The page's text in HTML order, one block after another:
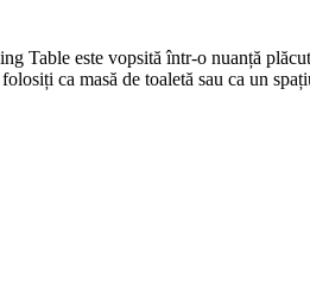
Table este vopsită într-o nuanță
ca masă de toaletă sau ca un